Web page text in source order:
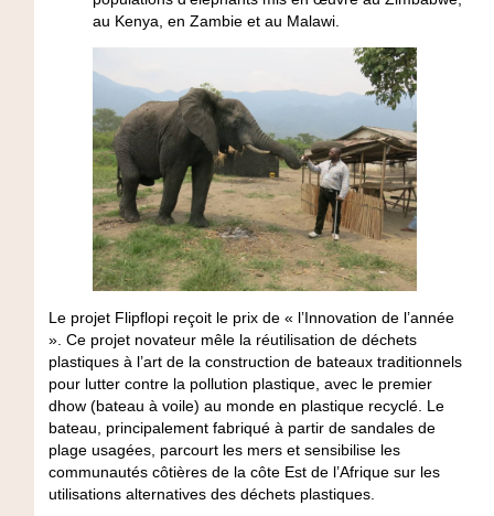
au Kenya, en Zambie et au Malawi.
Le projet Flipflopi reçoit le prix de « l’Innovation de l’année
». Ce projet novateur mêle la réutilisation de déchets
plastiques à l’art de la construction de bateaux traditionnels
pour lutter contre la pollution plastique, avec le premier
dhow (bateau à voile) au monde en plastique recyclé. Le
bateau, principalement fabriqué à partir de sandales de
plage usagées, parcourt les mers et sensibilise les
communautés côtières de la côte Est de l’Afrique sur les
utilisations alternatives des déchets plastiques.